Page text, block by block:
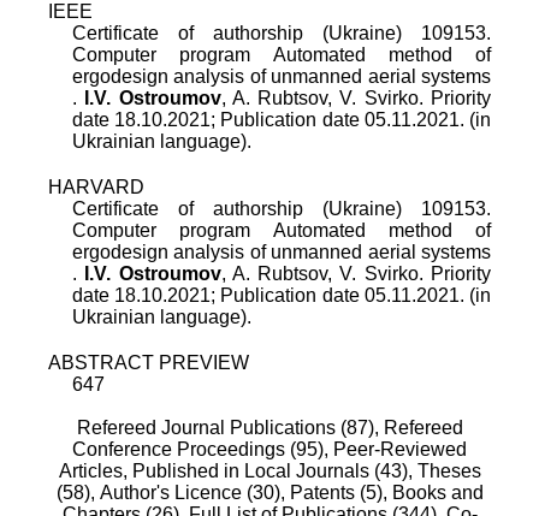
IEEE
Certificate of authorship (Ukraine) 109153.
Computer program Automated method of
ergodesign analysis of unmanned aerial systems
.
I.V. Ostroumov, A. Rubtsov,V. Svirko. Priority
date 18.10.2021; Publication date 05.11.2021. (in
Ukrainian language).
HARVARD
Certificate of authorship (Ukraine) 109153.
Computer program Automated method of
ergodesign analysis of unmanned aerial systems
.
I.V. Ostroumov, A. Rubtsov,V. Svirko. Priority
date 18.10.2021; Publication date 05.11.2021. (in
Ukrainian language).
ABSTRACT PREVIEW
647
Refereed Journal Publications (87), Refereed
Conference Proceedings (95), Peer-Reviewed
Articles, Published in Local Journals (43), Theses
(58), Author's Licence (30), Patents (5), Books and